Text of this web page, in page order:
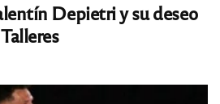
Depietri y su deseo